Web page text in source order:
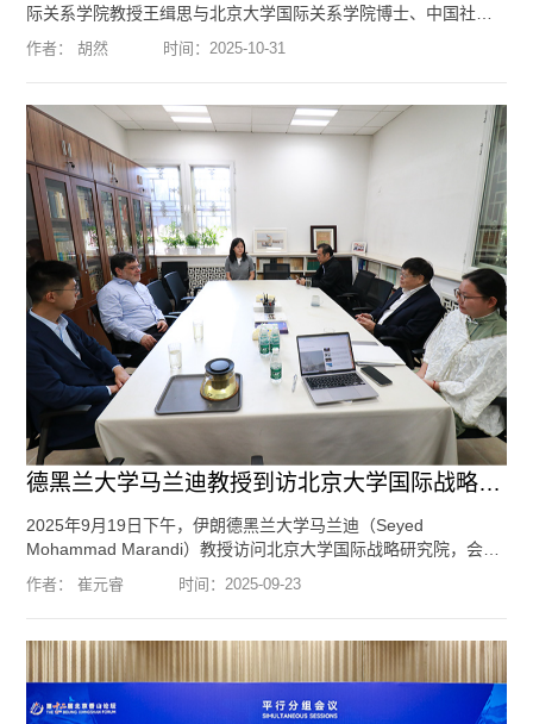
际关系学院教授王缉思与北京大学国际关系学院博士、中国社会
科学院美国所博士后助理研究员胡然应美国亚洲协会政策研究
院、战略与国际问题研究中心（CSIS）的邀请，访问了纽约市和
外交、国际形势、中美关系等议题坦诚地交换了意见。10月7-9
日，王缉思、胡然在纽约会见了美中关系全国委员会会长欧伦斯
（Stephen Orlins）...
作者： 胡然 时间： 2025-10-31
德黑兰大学马兰迪教授到访北京大学国际战略研究院
2025年9月19日下午，伊朗德黑兰大学马兰迪（Seyed
Mohammad Marandi）教授访问北京大学国际战略研究院，会见
了我院创始院长王缉思教授、特约研究员吴冰冰教授，双方就伊
朗政治和经济情况、美伊关系和中伊关系等问题进行了交流。编
作者： 崔元睿 时间： 2025-09-23